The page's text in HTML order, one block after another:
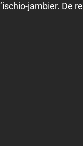
jambier. De